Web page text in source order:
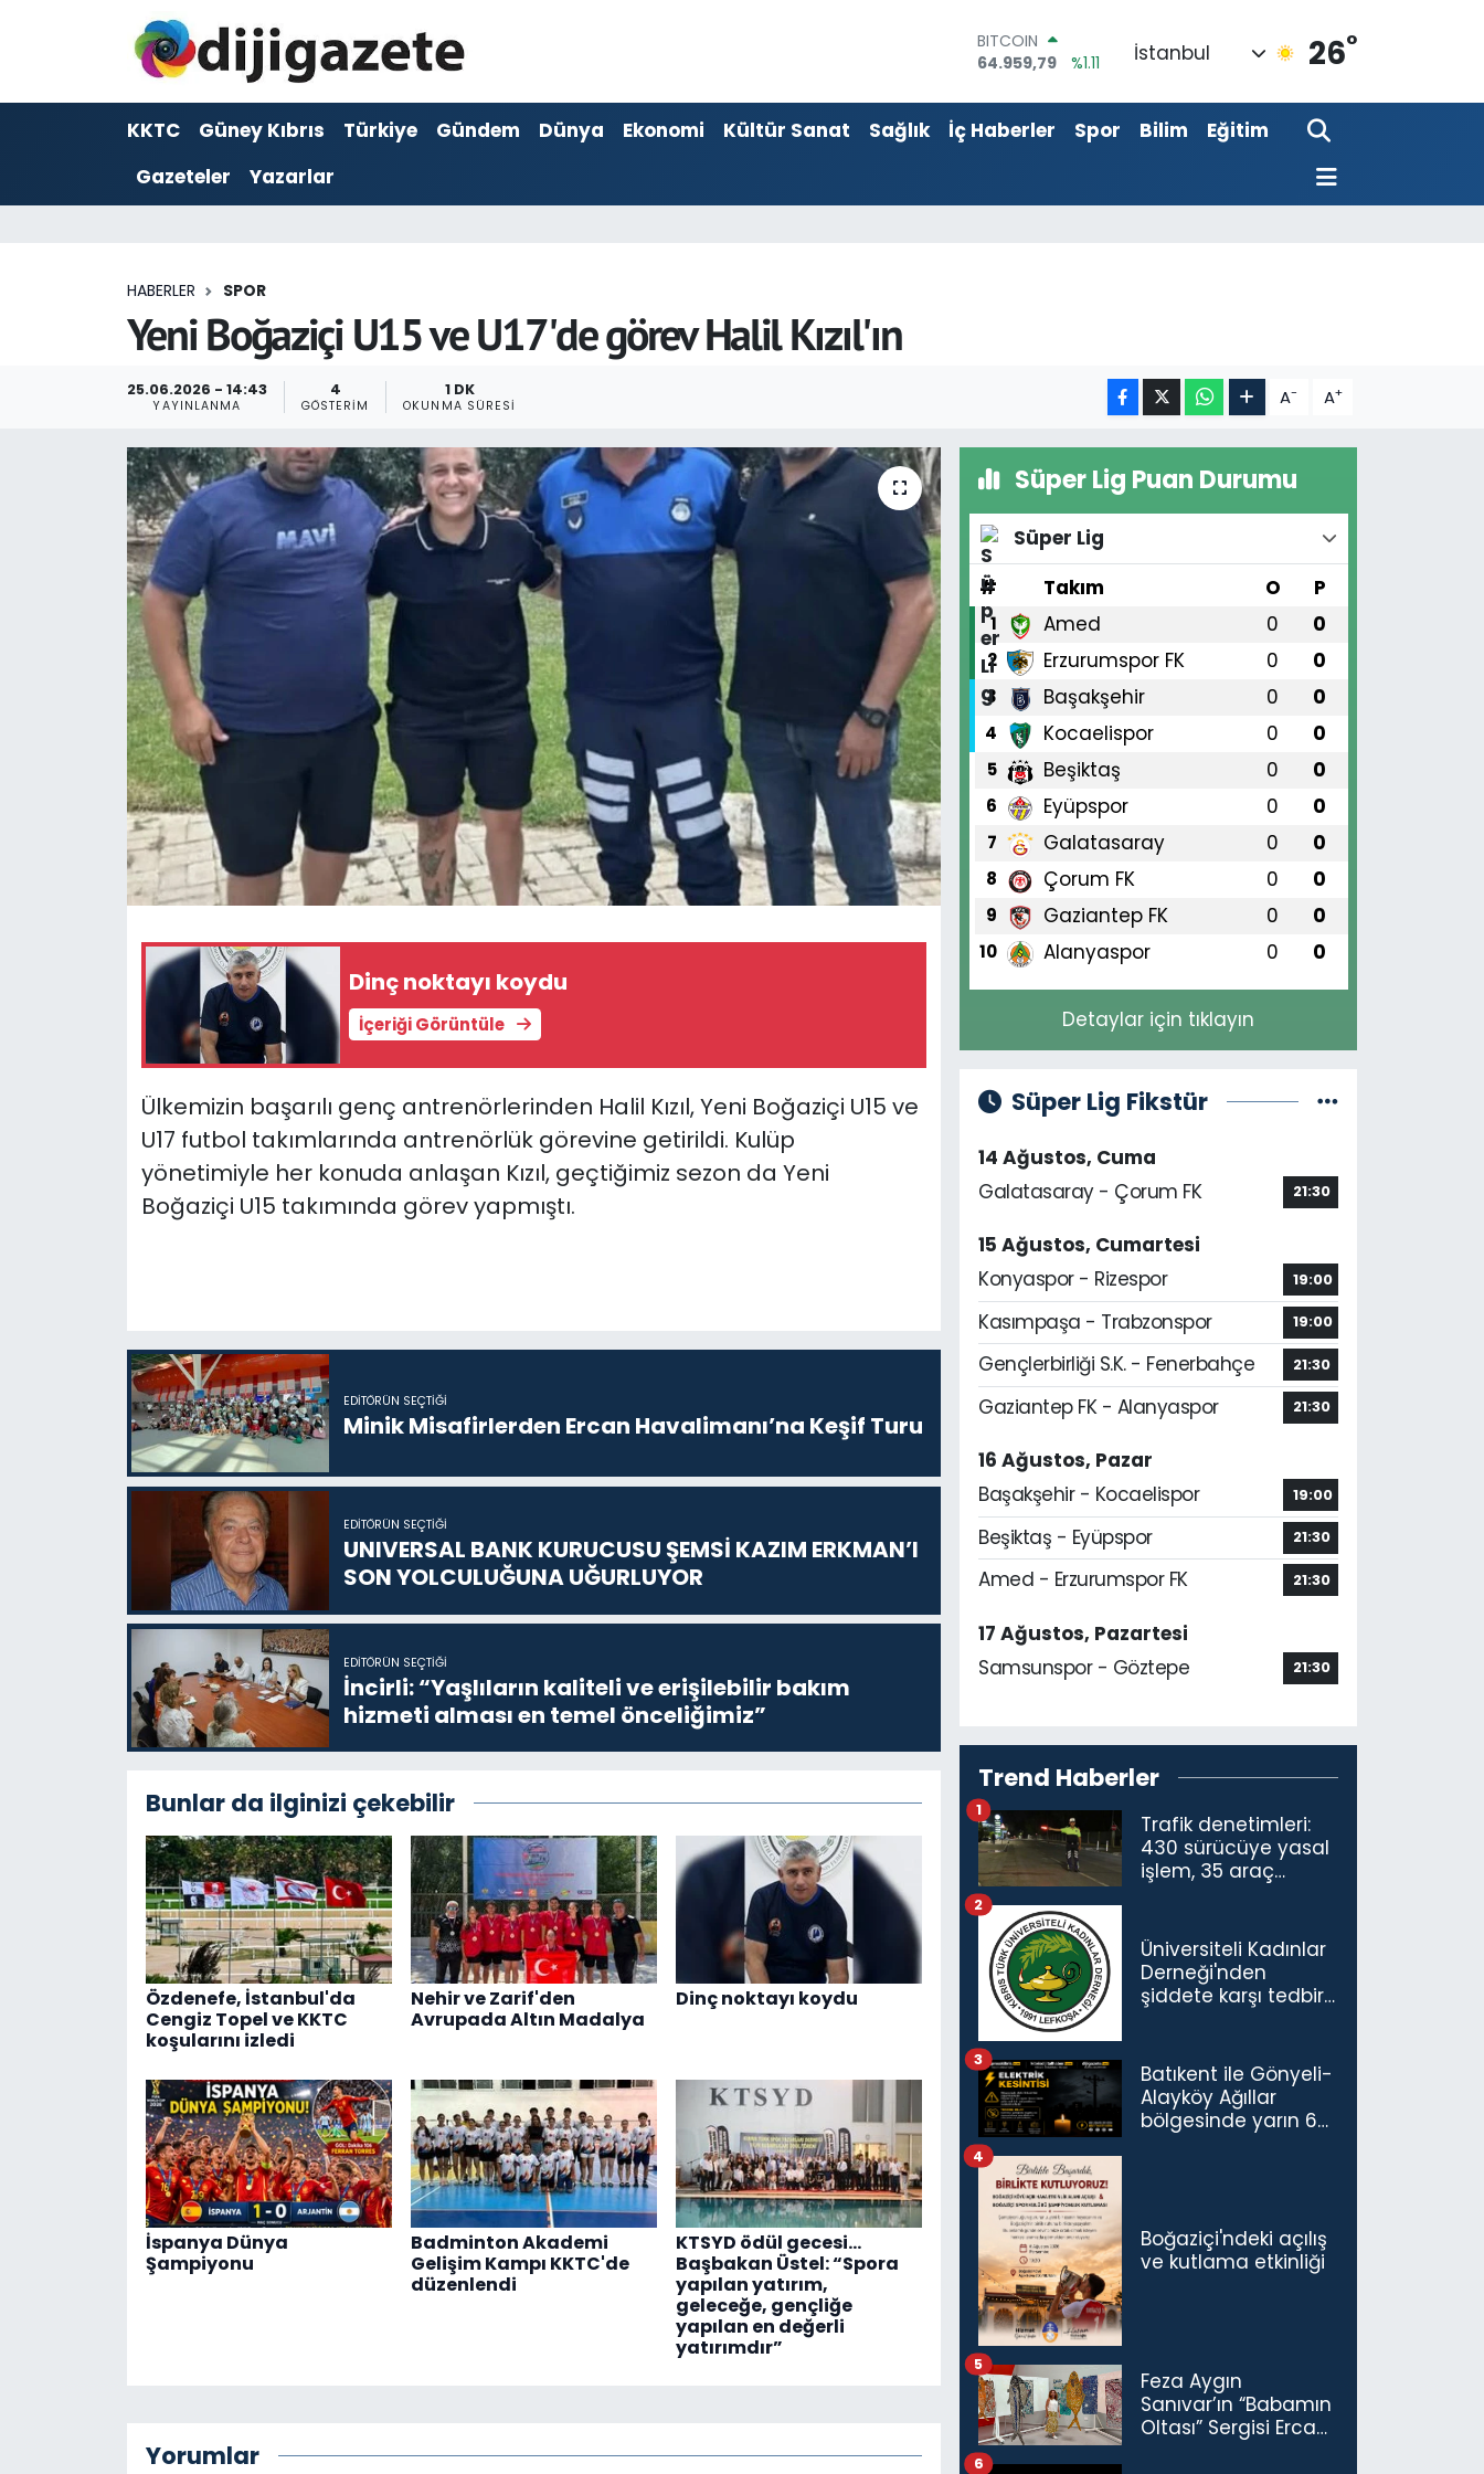
DOLAR
47,7436
%0.18
55,2510
%0.32
STERLİN
İstanbul 26°
KKTC Güney Kıbrıs Türkiye Gündem Dünya Ekonomi Kültür Sanat Sağlık İç Haberler Spor Bilim
Eğitim
Gazeteler
Yazarlar
HABERLER SPOR
Yeni Boğaziçi U15 ve U17'de görev Halil Kızıl'ın
25.06.2026 - 14:43
YAYINLANMA
4
GÖSTERIM
1 DK
OKUNMA SÜRESI A- A+
Dinç noktayı koydu
İçeriği Görüntüle
Ülkemizin başarılı genç antrenörlerinden Halil Kızıl, Yeni Boğaziçi U15 ve
U17 futbol takımlarında antrenörlük görevine getirildi. Kulüp
yönetimiyle her konuda anlaşan Kızıl, geçtiğimiz sezon da Yeni
Boğaziçi U15 takımında görev yapmıştı.
EDITÖRÜN SEÇTIĞI
Minik Misafirlerden Ercan Havalimanı’na Keşif Turu
EDITÖRÜN SEÇTIĞI
UNIVERSAL BANK KURUCUSU ŞEMSİ KAZIM ERKMAN’I
SON YOLCULUĞUNA UĞURLUYOR
EDITÖRÜN SEÇTIĞI
İncirli: “Yaşlıların kaliteli ve erişilebilir bakım
hizmeti alması en temel önceliğimiz”
Bunlar da ilginizi çekebilir
Özdenefe, İstanbul'da
Cengiz Topel ve KKTC
koşularını izledi
Nehir ve Zarif'den
Avrupada Altın Madalya
Dinç noktayı koydu
İspanya Dünya
Şampiyonu
Badminton Akademi
Gelişim Kampı KKTC'de
düzenlendi
KTSYD ödül gecesi...
Başbakan Üstel: “Spora
yapılan yatırım,
geleceğe, gençliğe
yapılan en değerli
yatırımdır”
Yorumlar
Süper Lig Puan Durumu
Süper Lig
#
Takım O P
1 Amed 0 0
2 Erzurumspor FK 0 0
3 Başakşehir 0 0
4 Kocaelispor 0 0
5 Beşiktaş 0 0
6 Eyüpspor 0 0
7 Galatasaray 0 0
8 Çorum FK 0 0
9 Gaziantep FK 0 0
10 Alanyaspor 0 0
Detaylar için tıklayın
Süper Lig Fikstür
14 Ağustos, Cuma
Galatasaray - Çorum FK
21:30
15 Ağustos, Cumartesi
Konyaspor - Rizespor
19:00
Kasımpaşa - Trabzonspor 19:00
Gençlerbirliği S.K. - Fenerbahçe 21:30
Gaziantep FK - Alanyaspor 21:30
16 Ağustos, Pazar
Başakşehir - Kocaelispor
19:00
Beşiktaş - Eyüpspor 21:30
Amed - Erzurumspor FK 21:30
17 Ağustos, Pazartesi
Samsunspor - Göztepe
21:30
Trend Haberler
Trafik denetimleri:
430 sürücüye yasal
işlem, 35 araç
1
Üniversiteli Kadınlar
Derneği'nden
şiddete karşı tedbir
2
Batıkent ile Gönyeli-
Alayköy Ağıllar
bölgesinde yarın 6
3
Boğaziçi'ndeki açılış
ve kutlama etkinliği
4
Feza Aygın
Sanıvar’ın “Babamın
Oltası” Sergisi Ercan
5
6
ADVERTORIAL
Dijigazete
Güncel
Gündem
KKTC YEREL SEÇİM 2018
Kültür Sanat
Magazin
Nöbetçi Eczaneler
Teknoloji
Yazarlar
Hava Durumu
Trafik Durumu